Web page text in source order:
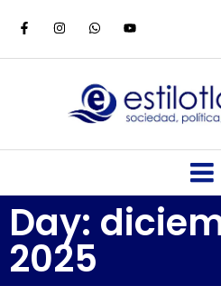
Day:
2025